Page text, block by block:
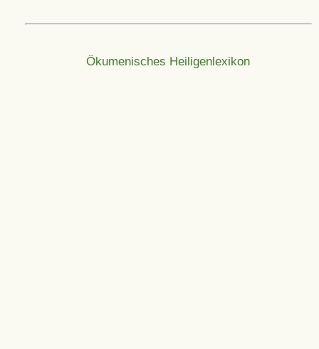
Ökumenisches Heiligenlexikon